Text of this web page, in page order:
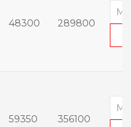
48300 289800
59350 356100